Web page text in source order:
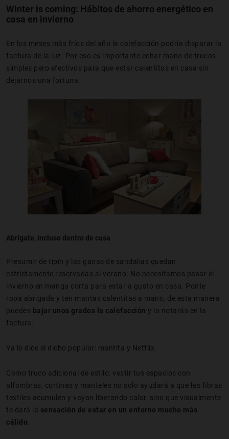
Winter is coming: Hábitos de ahorro energético en
casa en invierno
En los meses más fríos del año la calefacción podría disparar la
factura de la luz. Por eso es importante echar mano de trucos
simples pero efectivos para que estar calentitos en casa sin
dejarnos una fortuna.
Abrígate, incluso dentro de casa
Presumir de tipín y las ganas de sandalias quedan
estrictamente reservadas al verano. No necesitamos pasar el
invierno en manga corta para estar a gusto en casa. Ponte
ropa abrigada y ten mantas calentitas a mano, de esta manera
puedes bajar unos grados la calefacción y lo notarás en la
factura.
Ya lo dice el dicho popular: mantita y Netflix.
Como truco adicional de estilo: vestir tus espacios con
alfombras, cortinas y manteles no solo ayudará a que las fibras
textiles acumulen y vayan liberando calor, sino que visualmente
te dará la sensación de estar en un entorno mucho más
cálido